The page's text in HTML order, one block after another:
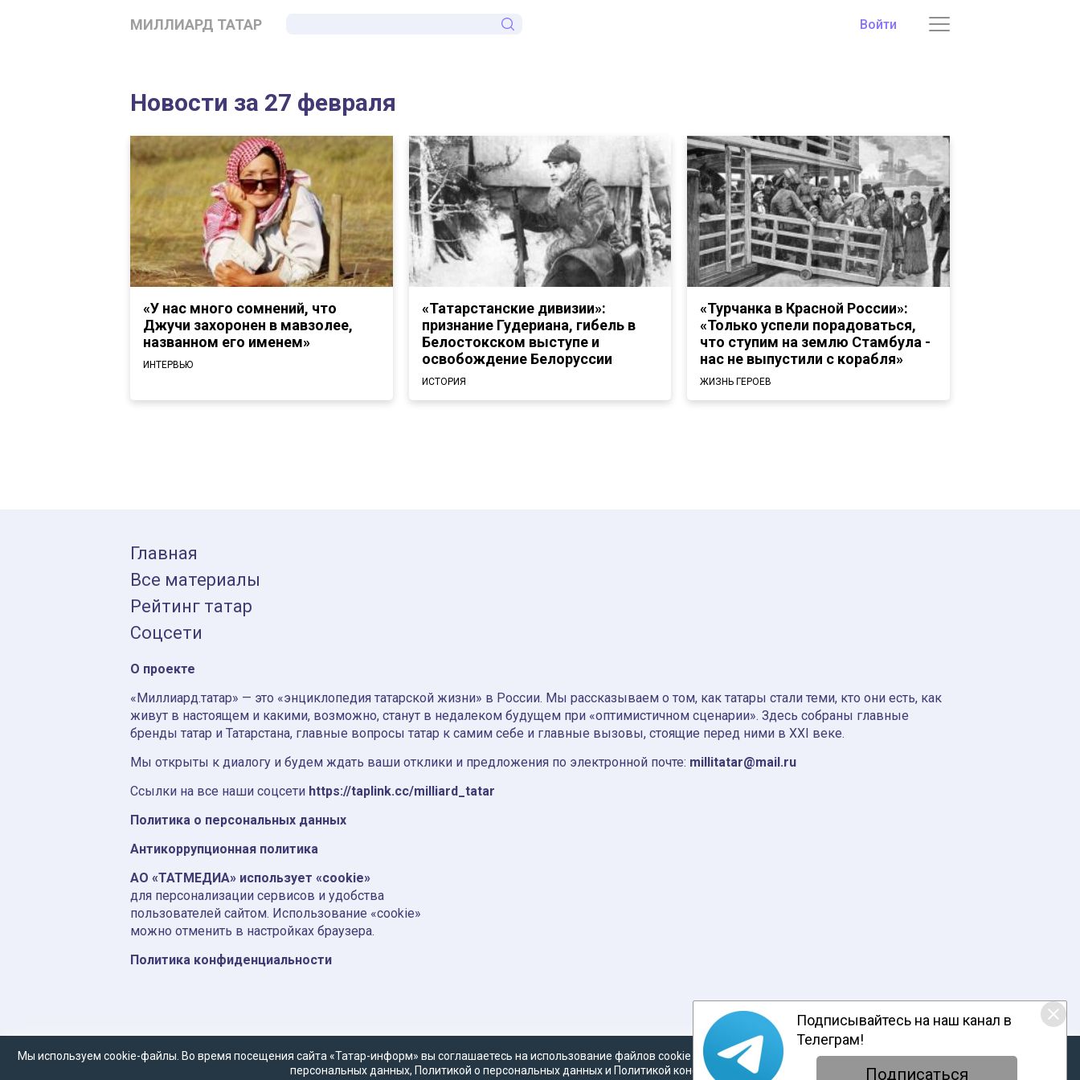
МИЛЛИАРД ТАТАР Войти
Новости за 27 февраля
«У нас много сомнений, что
Джучи захоронен в мавзолее,
названном его именем»
ИНТЕРВЬЮ
«Татарстанские дивизии»:
признание Гудериана, гибель в
Белостокском выступе и
освобождение Белоруссии
ИСТОРИЯ
«Турчанка в Красной России»:
«Только успели порадоваться,
что ступим на землю Стамбула -
нас не выпустили с корабля»
ЖИЗНЬ ГЕРОЕВ
Главная
Все материалы
Рейтинг татар
Соцсети
О проекте
«Миллиард.татар» — это «энциклопедия татарской жизни» в России. Мы рассказываем о том, как татары стали теми, кто они есть, как
живут в настоящем и какими, возможно, станут в недалеком будущем при «оптимистичном сценарии». Здесь собраны главные
бренды татар и Татарстана, главные вопросы татар к самим себе и главные вызовы, стоящие перед ними в XXI веке.
Мы открыты к диалогу и будем ждать ваши отклики и предложения по электронной почте: millitatar@mail.ru
Ссылки на все наши соцсети https://taplink.cc/milliard_tatar
Политика о персональных данных
Антикоррупционная политика
АО «ТАТМЕДИА» использует «cookie»
для персонализации сервисов и удобства
пользователей сайтом. Использование «cookie»
можно отменить в настройках браузера.
Политика конфиденциальности
Мы используем cookie-файлы. Во время посещения сайта «Татар-информ» вы соглашаетесь на использование файлов cookie в соответствии с настоящим уведомлением, согласием наобработку
персональных данных, Политикой о персональных данныхи Политикой конфиденциальности
Подписывайтесь на наш канал в
Телеграм!
Подписаться